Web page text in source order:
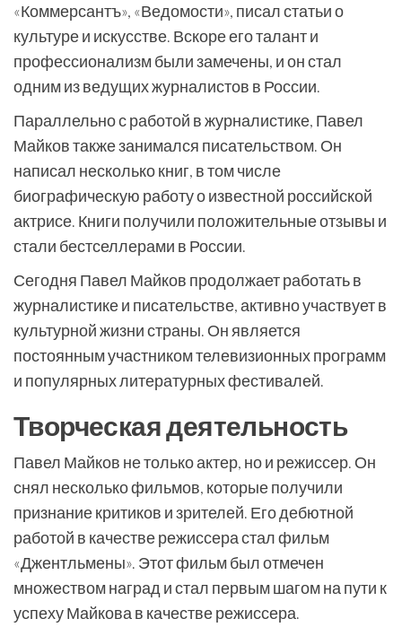
«Коммерсантъ», «Ведомости», писал статьи о
культуре и искусстве. Вскоре его талант и
профессионализм были замечены, и он стал
одним из ведущих журналистов в России.
Параллельно с работой в журналистике, Павел
Майков также занимался писательством. Он
написал несколько книг, в том числе
биографическую работу о известной российской
актрисе. Книги получили положительные отзывы и
стали бестселлерами в России.
Сегодня Павел Майков продолжает работать в
журналистике и писательстве, активно участвует в
культурной жизни страны. Он является
постоянным участником телевизионных программ
и популярных литературных фестивалей.
Творческая деятельность
Павел Майков не только актер, но и режиссер. Он
снял несколько фильмов, которые получили
признание критиков и зрителей. Его дебютной
работой в качестве режиссера стал фильм
«Джентльмены». Этот фильм был отмечен
множеством наград и стал первым шагом на пути к
успеху Майкова в качестве режиссера.